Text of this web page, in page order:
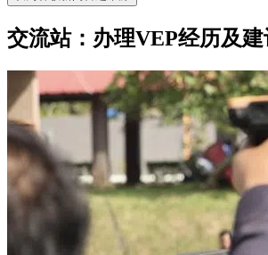
交流站：办理VEP经历及建